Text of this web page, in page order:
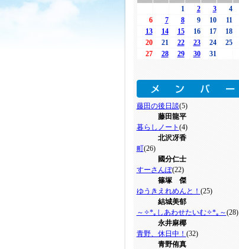
1
2 3 4
6
7 8 9 10 11
13
14 15 16 17 18
20
21 22 23 24 25
27
28 29 30 31
藤田の後日談(5)
藤田龍平
暮らしノート (4)
北沢冴香
町(26)
國分仁士
すーさんぽ(22)
篠塚 傑
ゆうきえれめんと！ (25)
結城美郁
～✧*｡しあわせたいむ✧*｡～(28)
永井麻椰
青野、休日中！ (32)
青野侑真